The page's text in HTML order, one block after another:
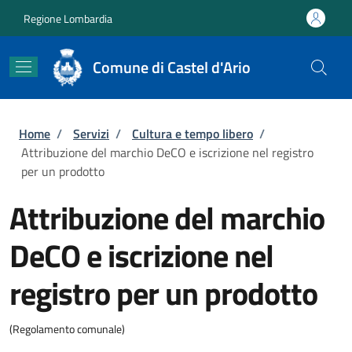
Regione Lombardia
Comune di Castel d'Ario
Briciole di pane
Home / Servizi / Cultura e tempo libero /
Attribuzione del marchio DeCO e iscrizione nel registro
per un prodotto
Attribuzione del marchio
DeCO e iscrizione nel
registro per un prodotto
(Regolamento comunale)